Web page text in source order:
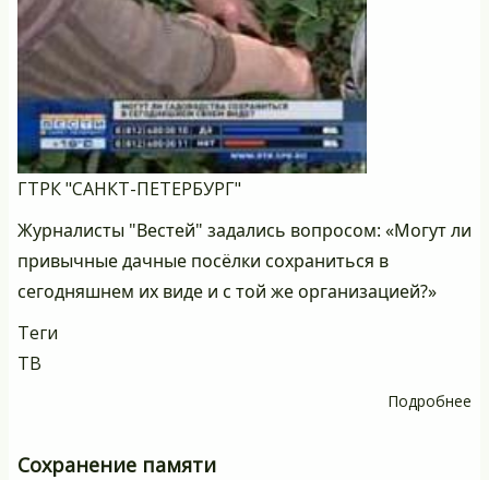
ГТРК "САНКТ-ПЕТЕРБУРГ"
Журналисты "Вестей" задались вопросом: «Могут ли
привычные дачные посёлки сохраниться в
сегодняшнем их виде и с той же организацией?»
Теги
ТВ
Подробнее
Сохранение памяти